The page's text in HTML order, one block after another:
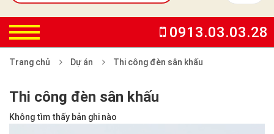
0913.03.03.28
Trang chủ Dự án Thi công đèn sân khấu
Thi công đèn sân khấu
Không tìm thấy bản ghi nào